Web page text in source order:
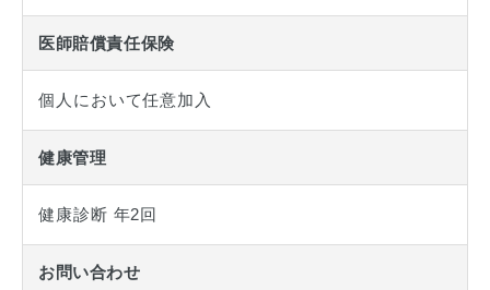
医師賠償責任保険
個人において任意加入
健康管理
健康診断 年2回
お問い合わせ